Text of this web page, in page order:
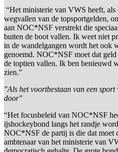
“Het ministerie van VWS heeft, als
wegvallen van de topsportgelden,
aan NOC*NSF verstrekt die
buiten de boot vallen. Ik weet niet
in de wandelgangen wordt het ook
genoemd. NOC*NSF moet dat
de toptien vallen. Ik ben benieuwd
zien.”
"Als het voortbestaan van een
door"
“Het focusbeleid van NOC*NSF
ijshockeybond langs het randje
NOC*NSF de partij is die dat moet
ambtenaar van het ministerie van